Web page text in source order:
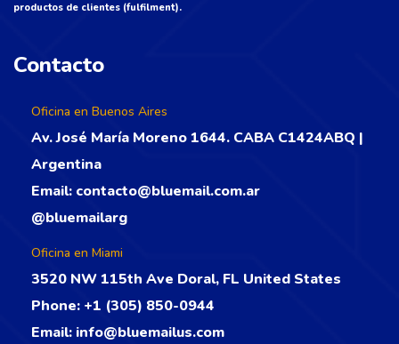
productos de clientes (fulfilment).
Contacto
Oficina en Buenos Aires
Av. José María Moreno 1644. CABA C1424ABQ |
Argentina
Email: contacto@bluemail.com.ar
@bluemailarg
Oficina en Miami
3520 NW 115th Ave Doral, FL United States
Phone: +1 (305) 850-0944
Email: info@bluemailus.com